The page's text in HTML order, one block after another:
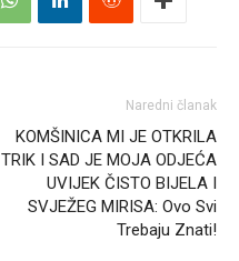
Naredni članak
KOMŠINICA MI JE OTKRILA
TRIK I SAD JE MOJA ODJEĆA
UVIJEK ČISTO BIJELA I
SVJEŽEG MIRISA: Ovo Svi
Trebaju Znati!